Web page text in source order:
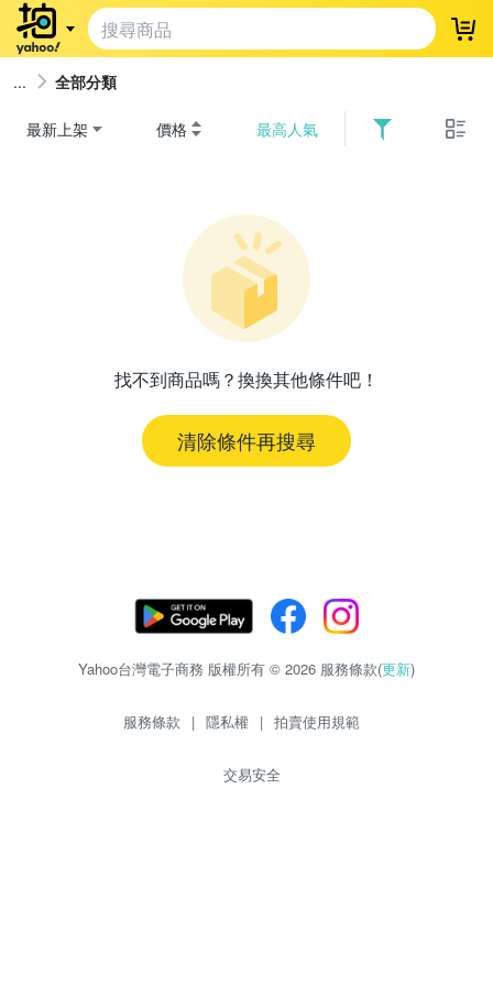
登
全部分類
最新上架 價格 最高人氣
找不到商品嗎？換換其他條件吧！
清除條件再搜尋
Yahoo台灣電子商務 版權所有 © 2026 服務條款(更新)
服務條款 | 隱私權 | 拍賣使用規範
交易安全